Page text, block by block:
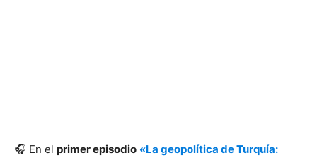
🎧 En el primer episodio «La geopolítica de Turquía: